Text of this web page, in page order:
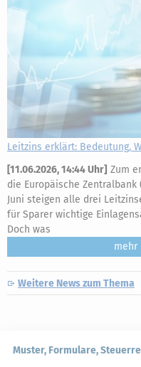
Leitzins erklärt: Bedeutung,
[11.06.2026, 14:44 Uhr] Zum
die Europäische Zentralbank
Juni steigen alle drei
für Sparer wichtige
Doch was
mehr
Weitere News zum Thema
Muster, Formulare,